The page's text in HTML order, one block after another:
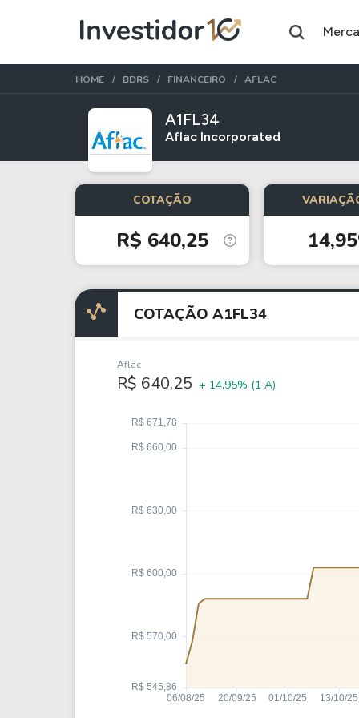
Assuntos do momento
Índice
Ibovespa
Commodity
Ações
Taesa
Itausa
Ambev
Klabin
FIIs
XPML11
RECR11
KNRI11
HOME BDRS FINANCEIRO AFLAC
A1FL34
Aflac Incorporated
COTAÇÃO
R$ 640,25
COTAÇÃO A1FL34
Aflac
R$ 640,25 + 14,95% (1 A)